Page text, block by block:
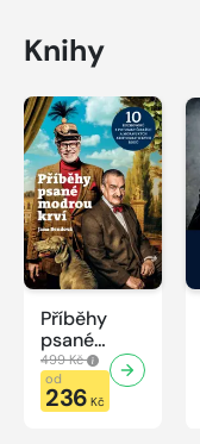
Knihy
Příběhy
psané
modrou
krví
499 Kč
od
236 Kč